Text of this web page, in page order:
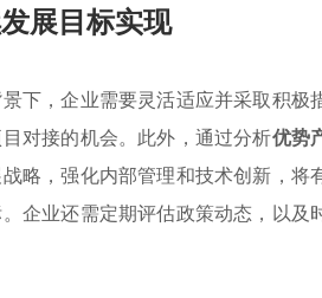
展目标实现
下，企业需要灵活适应并采取积极
对接的机会。此外，通过分析优势
略，强化内部管理和技术创新，将
企业还需定期评估政策动态，以及